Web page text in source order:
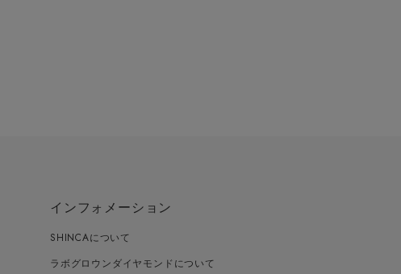
インフォメーション
SHINCAについて
ラボグロウンダイヤモンドについて